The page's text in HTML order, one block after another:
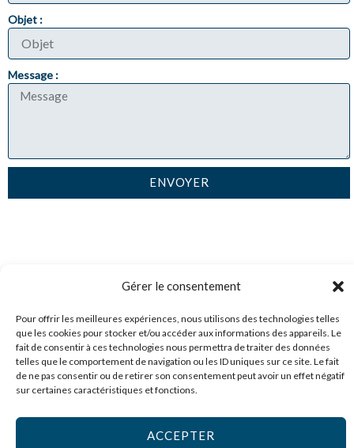
Gérer le consentement
Pour offrir les meilleures expériences, nous utilisons des technologies telles
que les cookies pour stocker et/ou accéder aux informations des appareils. Le
fait de consentir à ces technologies nous permettra de traiter des données
telles que le comportement de navigation ou les ID uniques sur ce site. Le fait
de ne pas consentir ou de retirer son consentement peut avoir un effet négatif
sur certaines caractéristiques et fonctions.
ACCEPTER
Objet :
Message :
ENVOYER
Besoin d'aide, un projet ? Contactez notre équipe +33 (0)1 64
30 10 01 - info@alco-inox.com
L
Y
E